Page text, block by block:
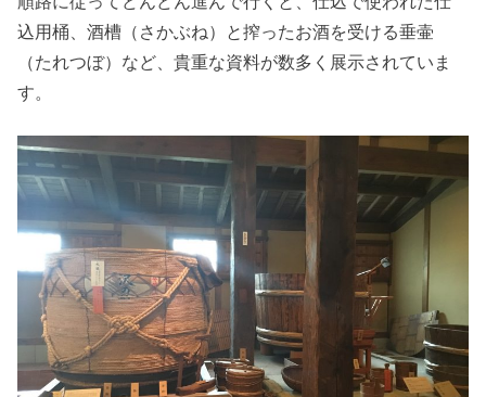
込用桶、酒槽（さかぶね）と搾ったお酒を受ける垂壷
（たれつぼ）など、貴重な資料が数多く展示されていま
す。